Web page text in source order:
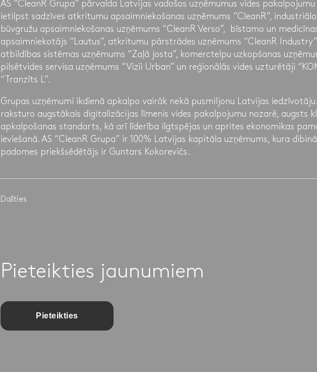
AS “CleanR Grupa” pārvalda Latvijas vadošos uzņēmumus vides
ietilpst sadzīves atkritumu apsaimniekošanas uzņēmums “CleanR”,
būvgružu apsaimniekošanas uzņēmums “CleanR Verso”, bīstamo un
apsaimniekotājs “Lautus”, atkritumu pārstrādes uzņēmums “CleanR
atbildības sistēmas uzņēmums “Zaļā josta”, komerctelpu uzkopšanas
pilsētvides servisa uzņēmums “Vizii Urban” un reģionālās vides uzturētāji
“Tranzīts L”.
Grupas uzņēmumi ikdienā apkalpo vairāk nekā pusmiljonu Latvijas
raksturo augstākais digitalizācijas līmenis vides pakalpojumu nozarē, augsts
apkalpošanas standarts, kā arī līderība ilgtspējas un aprites ekonomikas
ieviešanā. AS “CleanR Grupa” ir 100% Latvijas kapitāla uzņēmums, kura
padomes priekšsēdētājs ir Guntars Kokorevičs.
Dalīties
Pieteikties jaunumiem
Pieteikties